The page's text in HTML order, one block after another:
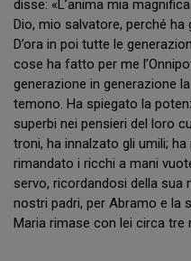
disse: «L’anima mia
Dio, mio salvatore, perché ha
D’ora in poi tutte le
cose ha fatto per me
generazione in generazione
temono. Ha spiegato la
superbi nei pensieri del loro
troni, ha innalzato gli umili;
rimandato i ricchi a mani
servo, ricordandosi della sua
nostri padri, per Abramo e la
Maria rimase con lei circa tre